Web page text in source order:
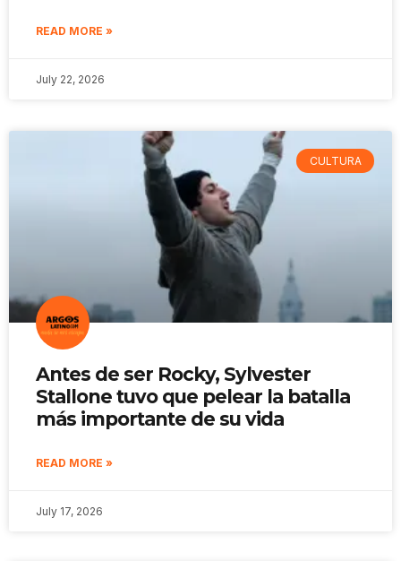
READ MORE »
July 22, 2026
CULTURA
Antes de ser Rocky, Sylvester
Stallone tuvo que pelear la batalla
más importante de su vida
READ MORE »
July 17, 2026